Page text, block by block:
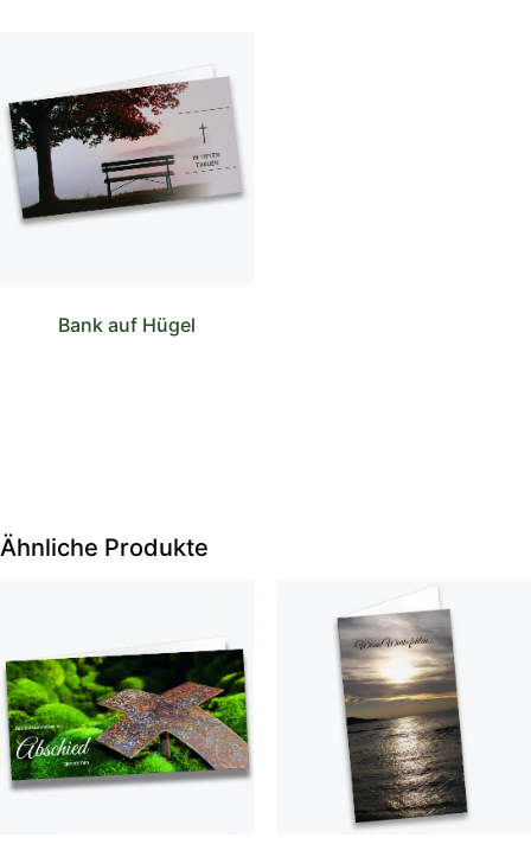
Bank auf Hügel
Ähnliche Produkte